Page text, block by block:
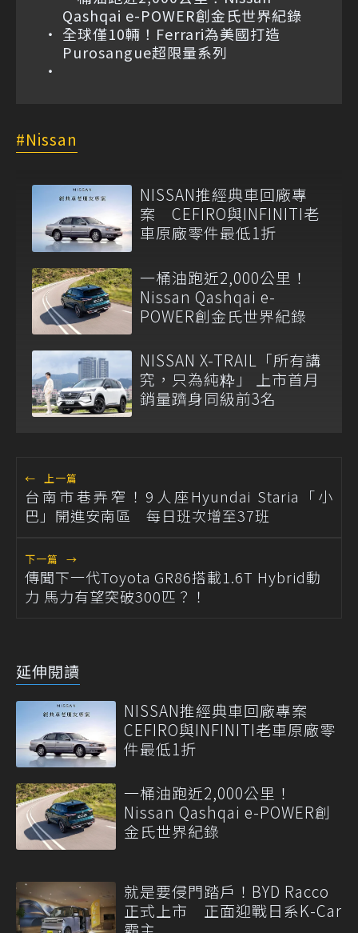
Qashqai e-POWER創金氏世界紀錄
全球僅10輛！Ferrari為美國打造
Purosangue超限量系列
Nissan
NISSAN推經典車回廠專
案 CEFIRO與INFINITI老
車原廠零件最低1折
一桶油跑近2,000公里！
Nissan Qashqai e-
POWER創金氏世界紀錄
NISSAN X-TRAIL「所有講
究，只為純粋」 上市首月
銷量躋身同級前3名
← 上一篇
台南市巷弄窄！9人座Hyundai Staria「小
巴」開進安南區 每日班次增至37班
下一篇 →
傳聞下一代Toyota GR86搭載1.6T Hybrid動
力 馬力有望突破300匹？！
延伸閱讀
NISSAN推經典車回廠專案
CEFIRO與INFINITI老車原廠零
件最低1折
一桶油跑近2,000公里！
Nissan Qashqai e-POWER創
金氏世界紀錄
就是要侵門踏戶！BYD Racco
正式上市 正面迎戰日系K-Car